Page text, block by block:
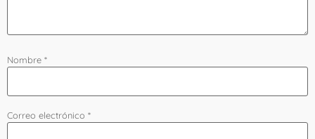
Nombre *
Correo electrónico *